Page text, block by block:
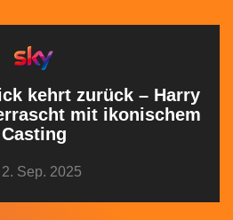
kehrt zurück – Harry
mit ikonischem
Casting
2. Sep. 2025